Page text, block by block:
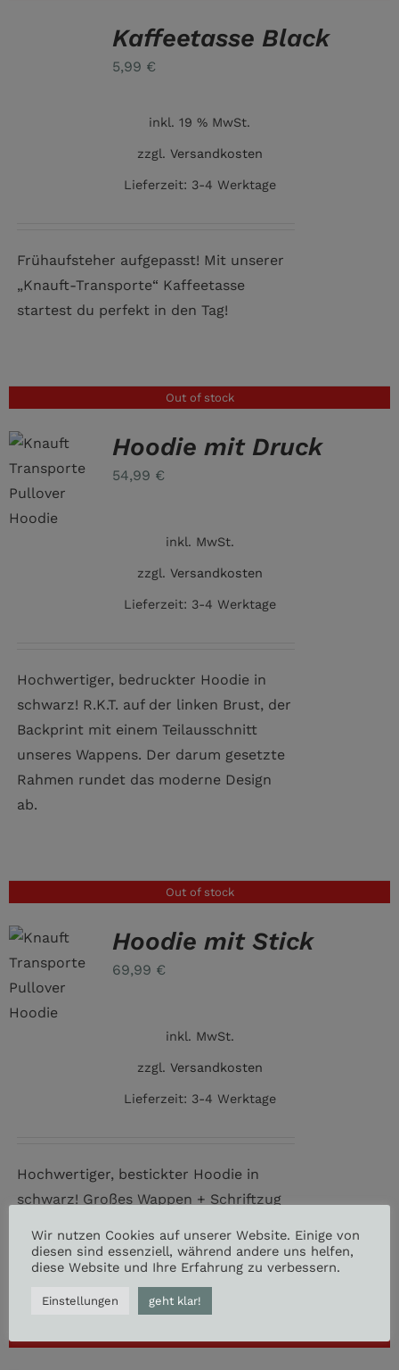
Kaffeetasse Black
5,99 €
inkl. 19 % MwSt.
zzgl. Versandkosten
Lieferzeit: 3-4 Werktage
Frühaufsteher aufgepasst! Mit unserer
„Knauft-Transporte“ Kaffeetasse
startest du perfekt in den Tag!
Out of stock
Hoodie mit Druck
54,99 €
inkl. MwSt.
zzgl. Versandkosten
Lieferzeit: 3-4 Werktage
Hochwertiger, bedruckter Hoodie in
schwarz! R.K.T. auf der linken Brust, der
Backprint mit einem Teilausschnitt
unseres Wappens. Der darum gesetzte
Rahmen rundet das moderne Design
ab.
Out of stock
Hoodie mit Stick
69,99 €
inkl. MwSt.
zzgl. Versandkosten
Lieferzeit: 3-4 Werktage
Hochwertiger, bestickter Hoodie in
schwarz! Großes Wappen + Schriftzug
Brust.
Wir nutzen Cookies auf unserer Website. Einige von
diesen sind essenziell, während andere uns helfen,
diese Website und Ihre Erfahrung zu verbessern.
Einstellungen geht klar!